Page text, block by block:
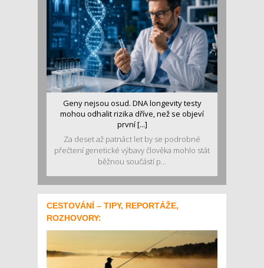
Geny nejsou osud. DNA longevity testy
mohou odhalit rizika dříve, než se objeví
první [...]
Za deset až patnáct let by se podrobné
přečtení genetické výbavy člověka mohlo stát
běžnou součástí p...
CESTOVÁNÍ – TIPY, REPORTÁŽE,
ROZHOVORY: